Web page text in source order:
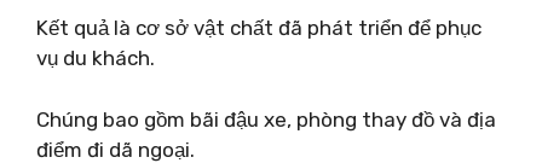
Kết quả là cơ sở vật chất đã phát triển để phục
vụ du khách.
Chúng bao gồm bãi đậu xe, phòng thay đồ và địa
điểm đi dã ngoại.